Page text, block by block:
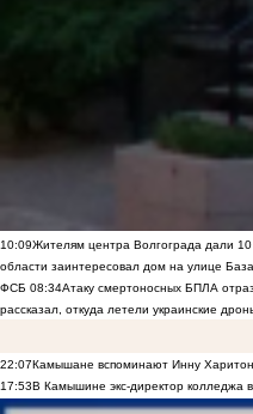
10:09Жителям центра Волгограда дали
области заинтересовал дом на улице
ФСБ 08:34Атаку смертоносных БПЛА
рассказал, откуда летели украинские
22:07Камышане вспоминают Инну
17:53В Камышине экс-директор колледжа